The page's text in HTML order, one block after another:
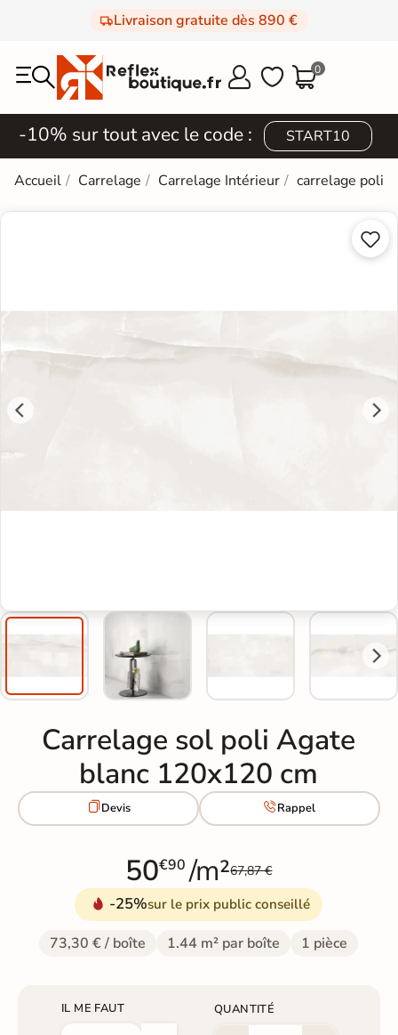
Livraison gratuite dès 890 €
  0
-10% sur tout avec le code : START10
Accueil Carrelage Carrelage Intérieur carrelage poli


Carrelage sol poli Agate
blanc 120x120 cm
Devis Rappel
50€90 /m²67,87 €
-25%sur le prix public conseillé
73,30 € / boîte 1.44 m² par boîte 1 pièce
IL ME FAUT QUANTITÉ